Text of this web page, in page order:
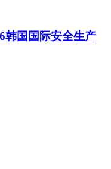
韩国国际安全生产